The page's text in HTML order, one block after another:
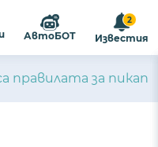
АвтоБОТ
2
Известия
правилата за пикап